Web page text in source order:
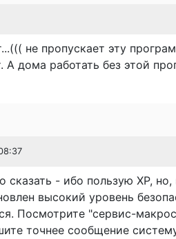
не пропускает эту
А дома работать без этой
сказать - ибо пользую XP,
высокий уровень
Посмотрите "сервис-
точнее сообщение